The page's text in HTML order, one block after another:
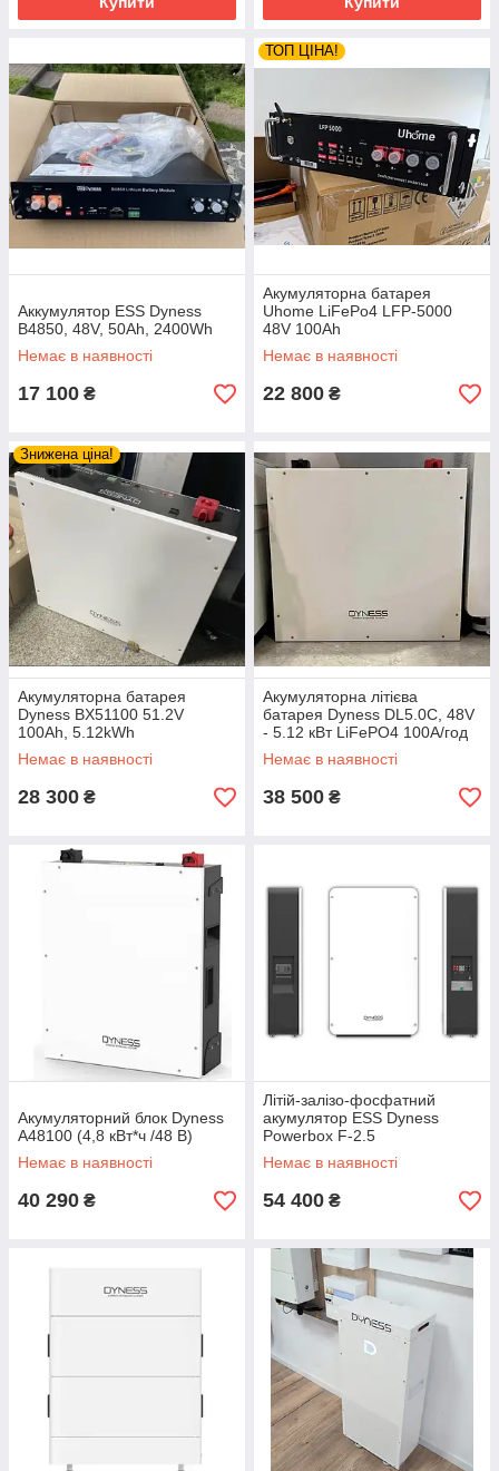
Аккумулятор ESS Dyness
B4850, 48V, 50Ah, 2400Wh
Немає в наявності
17 100 ₴
ТОП ЦІНА!
Акумуляторна батарея
Uhome LiFePo4 LFP-5000
48V 100Ah
Немає в наявності
22 800 ₴
Знижена ціна!
Акумуляторна батарея
Dyness BX51100 51.2V
100Ah, 5.12kWh
Немає в наявності
28 300 ₴
Акумуляторна літієва
батарея Dyness DL5.0C, 48V
- 5.12 кВт LiFePO4 100A/год
Немає в наявності
38 500 ₴
Акумуляторний блок Dyness
A48100 (4,8 кВт*ч /48 В)
Немає в наявності
40 290 ₴
Літій-залізо-фосфатний
акумулятор ESS Dyness
Powerbox F-2.5
Немає в наявності
54 400 ₴